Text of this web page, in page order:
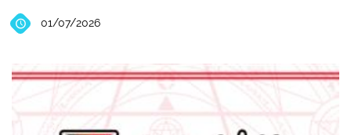
01/07/2026